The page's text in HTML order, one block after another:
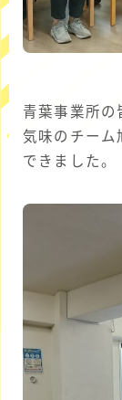
青葉事業所の
気味のチーム
できました。